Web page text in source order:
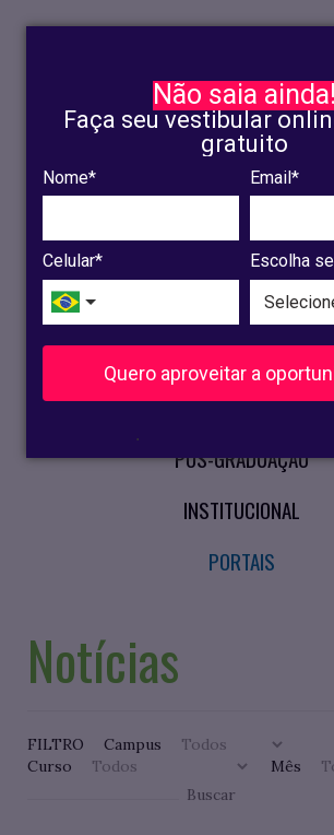
Não saia ainda!
Faça seu vestibular
gratuito
Nome* Email*
Celular* Escolha
Quero aproveitar a
.
INSCRIÇÃO
OLINDA
RECIFE
VESTIBULAR
CURSOS PRESENCIAIS
PÓS-GRADUAÇÃO
INSTITUCIONAL
PORTAIS
Notícias
FILTRO
Campus
Curso
Mês